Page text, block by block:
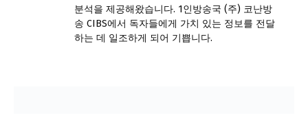
분석을 제공해왔습니다. 1인방송국 (주) 코난방
송 CIBS에서 독자들에게 가치 있는 정보를 전달
하는 데 일조하게 되어 기쁩니다.